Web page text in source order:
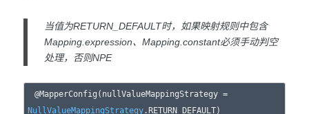
当值为RETURN_DEFAULT时，如果映射规则中包含
Mapping.expression、Mapping.constant必须手动判空
处理，否则NPE
NullValueMappingStrategy